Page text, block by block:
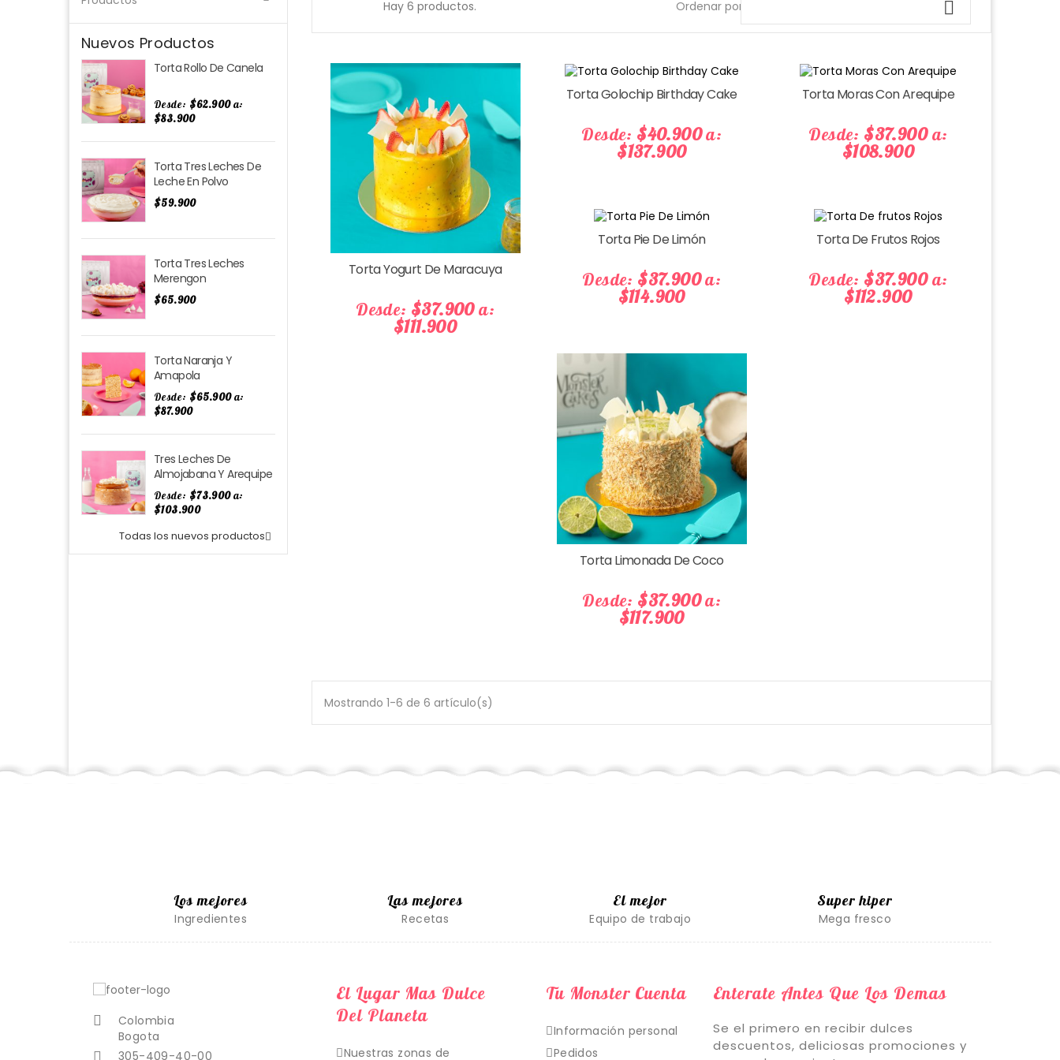
Nuevos Productos
Torta Rollo De Canela
Desde: $62.900 a:
$83.900
Torta Tres Leches De
Leche En Polvo
$59.900
Torta Tres Leches
Merengon
$65.900
Torta Naranja Y
Amapola
Desde: $65.900 a:
$87.900
Tres Leches De
Almojabana Y Arequipe
Desde: $73.900 a:
$103.900
Todas los nuevos productos 
Hay 6 productos. Ordenar por: 
Torta Yogurt De Maracuya
Desde: $37.900a:
$111.900
Torta Golochip Birthday Cake
Desde: $40.900a:
$137.900
Torta Moras Con Arequipe
Desde: $37.900 a:
$108.900
Torta Pie De Limón
Desde: $37.900a:
$114.900
Torta De Frutos Rojos
Desde: $37.900 a:
$112.900
Torta Limonada De Coco Precio
Desde: $37.900a:
$117.900
Mostrando 1-6 de 6 artículo(s)
Los mejores
Ingredientes
Las mejores
Recetas
El mejor
Equipo de trabajo
Super hiper
Mega fresco

Colombia
Bogota

305-409-40-00
El Lugar Mas Dulce
Del Planeta
Nuestras zonas de
Tu Monster Cuenta
Información personal
Pedidos
Enterate Antes Que Los Demas
Se el primero en recibir dulces
descuentos, deliciosas promociones y